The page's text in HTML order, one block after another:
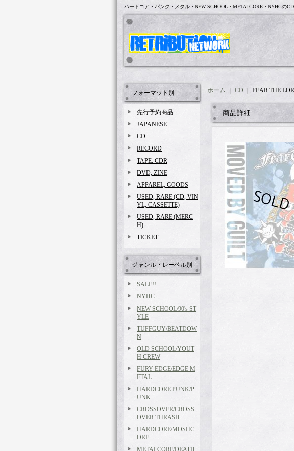
ハードコア・パンク・メタル・NEW SCHOOL・METALCORE・NYHCの
フォーマット別
先行予約商品
JAPANESE
CD
RECORD
TAPE. CDR
DVD, ZINE
APPAREL, GOODS
USED, RARE (CD, VIN
YL, CASSETTE)
USED, RARE (MERC
H)
TICKET
ジャンル・レーベル別
SALE!!
NYHC
NEW SCHOOL/90's ST
YLE
TUFFGUY/BEATDOW
N
OLD SCHOOL/YOUT
H CREW
FURY EDGE/EDGE M
ETAL
HARDCORE PUNK/P
UNK
CROSSOVER/CROSS
OVER THRASH
HARDCORE/MOSHC
ORE
METALCORE/DEATH
ホーム CD FEAR THE
商品詳細